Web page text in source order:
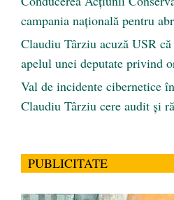
campania națională pentru
Claudiu Târziu acuză USR
apelul unei deputate privind
Val de incidente cibernetice
Claudiu Târziu cere audit și
PUBLICITATE